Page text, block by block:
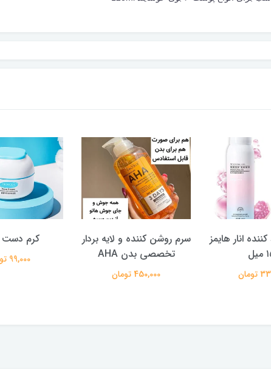
انار هایمز
سرم روشن کننده و لایه بردار
تخصصی بدن AHA
450,000 تومان
کرم دست baby
99,000 تومان